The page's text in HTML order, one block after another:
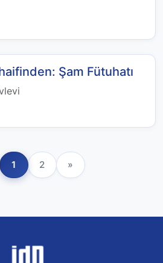
Şam Fütuhatı
1 2 »